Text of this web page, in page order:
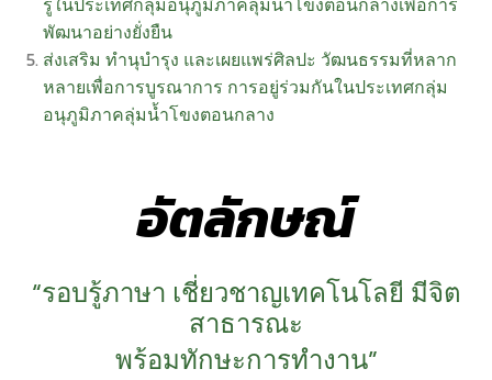
พัฒนาอย่างยั่งยืน
ส่งเสริม ทำนุบำรุง และเผยแพร่ศิลปะ วัฒนธรรมที่หลาก
หลายเพื่อการบูรณาการ การอยู่ร่วมกันในประเทศกลุ่ม
อนุภูมิภาคลุ่มน้ำโขงตอนกลาง
อัตลักษณ์
“รอบรู้ภาษา เชี่ยวชาญเทคโนโลยี มีจิต
สาธารณะ
พร้อมทักษะการทำงาน”